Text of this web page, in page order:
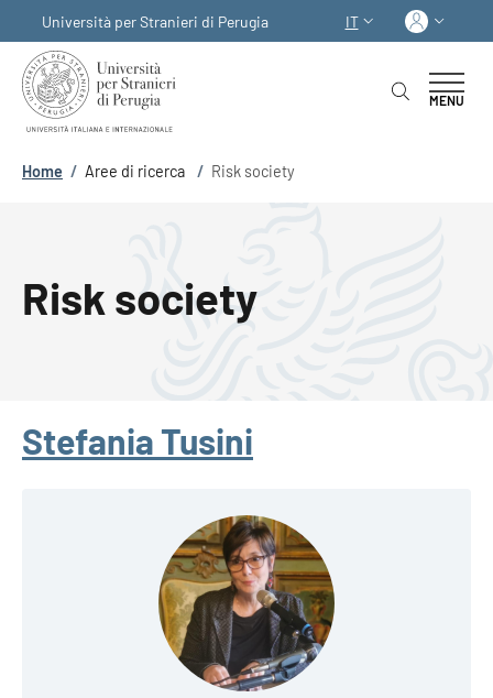
Università per Stranieri di Perugia
SELETTORE LINGUA:
IT
MENU
Briciole di pane
Home / Aree di ricerca / Risk society
Risk society
Stefania Tusini